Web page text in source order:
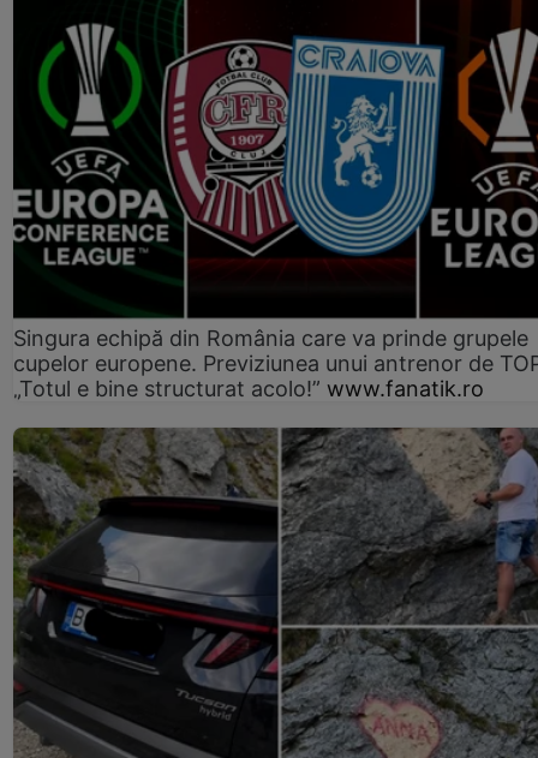
Singura echipă din România care va prinde grupele
cupelor europene. Previziunea unui antrenor de
„Totul e bine structurat acolo!” www.fanatik.ro